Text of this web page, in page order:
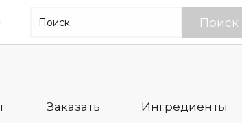
Поиск
Заказать Ингредиенты